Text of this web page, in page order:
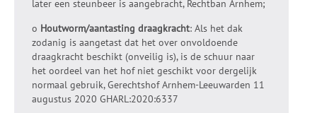
later een steunbeer is aangebracht, Rechtban Arnhem;
o Houtworm/aantasting draagkracht: Als het dak
zodanig is aangetast dat het over onvoldoende
draagkracht beschikt (onveilig is), is de schuur naar
het oordeel van het hof niet geschikt voor dergelijk
normaal gebruik, Gerechtshof Arnhem-Leeuwarden 11
augustus 2020 GHARL:2020:6337